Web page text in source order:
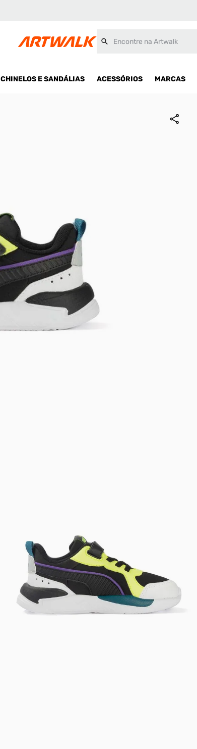
CHINELOS E SANDÁLIAS ACESSÓRIOS MARCAS